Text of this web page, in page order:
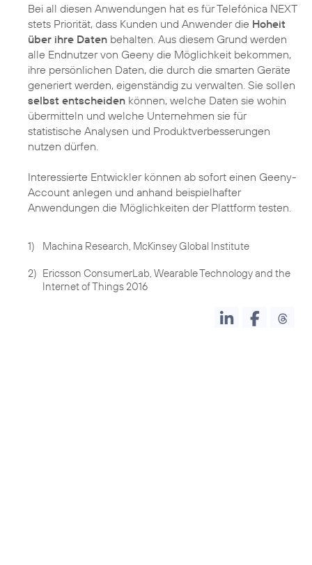
Bei all diesen Anwendungen hat es für Telefónica NEXT
stets Priorität, dass Kunden und Anwender die Hoheit
über ihre Daten behalten. Aus diesem Grund werden
alle Endnutzer von Geeny die Möglichkeit bekommen,
ihre persönlichen Daten, die durch die smarten Geräte
generiert werden, eigenständig zu verwalten. Sie sollen
selbst entscheiden können, welche Daten sie wohin
übermitteln und welche Unternehmen sie für
statistische Analysen und Produktverbesserungen
nutzen dürfen.
Interessierte Entwickler können ab sofort einen Geeny-
Account anlegen und anhand beispielhafter
Anwendungen die Möglichkeiten der Plattform testen.
1) Machina Research, McKinsey Global Institute
2) Ericsson ConsumerLab, Wearable Technology and the
Internet of Things 2016